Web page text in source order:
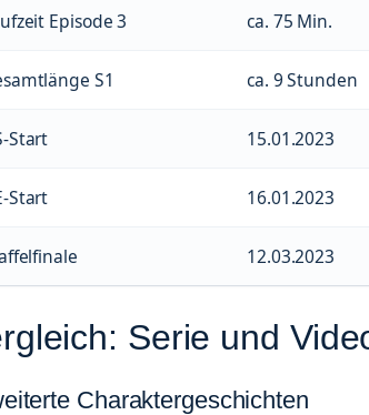
Episode 3 ca. 75 Min.
S1 ca. 9 Stunden
Start 15.01.2023
Start 16.01.2023
12.03.2023
Serie und
Charaktergeschichten